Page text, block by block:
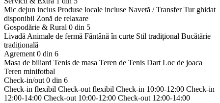
Mic dejun inclus Produse locale incluse Navetă / Transfer Tur ghidat
disponibil Zonă de relaxare
Gospodărie & Rural 0 din 5
Livadă Animale de fermă Fântână în curte Stil tradițional Bucătărie
tradițională
Agrement 0 din 6
Masa de biliard Tenis de masa Teren de Tenis Dart Loc de joaca
Teren minifotbal
Check-in/out 0 din 6
Check-in flexibil Check-out flexibil Check-in 10:00-12:00 Check-in
12:00-14:00 Check-out 10:00-12:00 Check-out 12:00-14:00